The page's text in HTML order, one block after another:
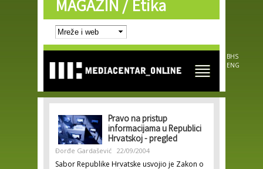
Skip to
main
content
MAGAZIN /Etika
BHS
ENG
Pravo na pristup
informacijama u Republici
Hrvatskoj - pregled
Đorđe Gardašević 22/09/2004
Sabor Republike Hrvatske usvojio je Zakon o